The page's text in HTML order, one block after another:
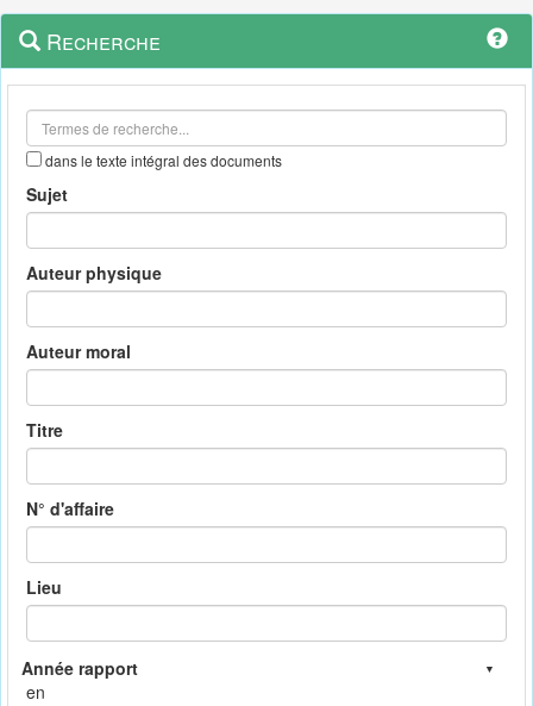
Navigation
outils
Menu
contextuel
Recherche
dans le texte intégral des documents
Sujet
Auteur physique
Auteur moral
Titre
N° d'affaire
Lieu
en